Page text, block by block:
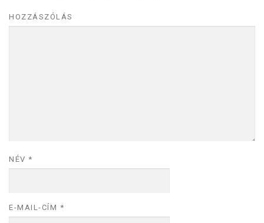
HOZZÁSZÓLÁS
NÉV *
E-MAIL-CÍM *